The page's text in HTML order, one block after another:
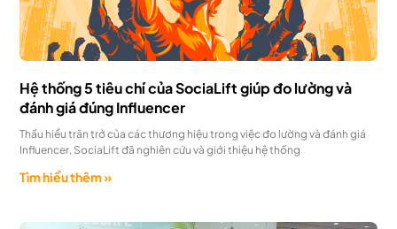
Hệ thống 5 tiêu chí của SociaLift giúp đo lường và
đánh giá đúng Influencer
Thấu hiểu trăn trở của các thương hiệu trong việc đo lường và đánh giá
Influencer, SociaLift đã nghiên cứu và giới thiệu hệ thống
Tìm hiểu thêm »